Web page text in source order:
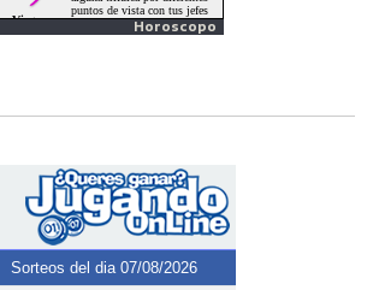
Horoscopo